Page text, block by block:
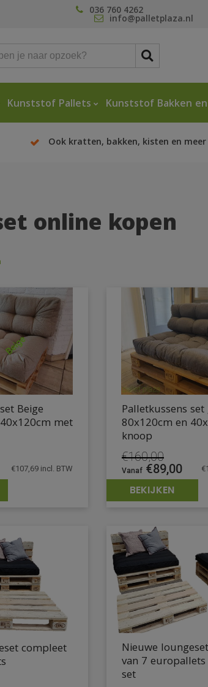
036 760 4262
info@palletplaza.nl
Kunststof Pallets Kunststof Bakken
Ook kratten, bakken, kisten en meer
online kopen
Beige
met
€107,69incl. BTW
Palletkussens
80x120cm en
knoop
€160,00
Oorspronkelijke
prijs
was:
€160,00.
€89,00
prijs
€
BEKIJKEN
compleet Nieuwe
van 7
set